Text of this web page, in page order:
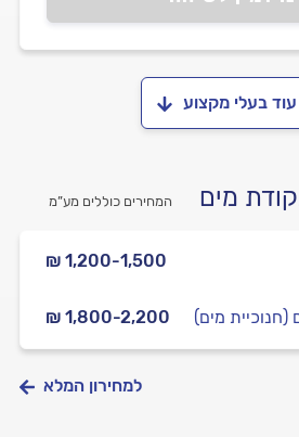
בעלי מקצוע
מים המחירים כוללים מע”מ
₪ 1,200-1,500
₪ 1,800-2,200 מים)
למחירון המלא